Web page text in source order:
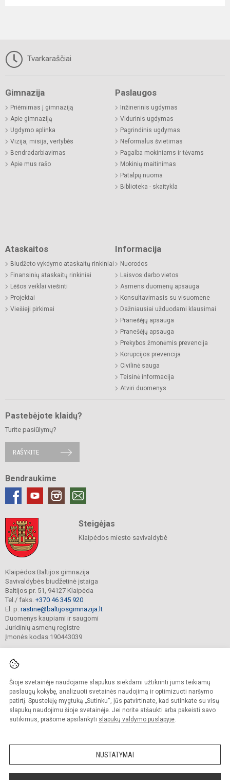
Šioje svetainėje naudojame slapukus siekdami užtikrinti jums teikiamų
paslaugų kokybę, analizuoti svetainės naudojimą ir optimizuoti naršymo
patirtį. Spustelėję mygtuką „Sutinku“, jūs patvirtinate, kad sutinkate su visų
slapukų naudojimu šioje svetainėje. Jei norite atšaukti arba pakeisti savo
sutikimus, prašome apsilankyti slapukų valdymo puslapyje.
NUSTATYMAI
Tvarkaraščiai
Gimnazija
Priėmimas į gimnaziją
Apie gimnaziją
Ugdymo aplinka
Vizija, misija, vertybės
Bendradarbiavimas
Apie mus rašo
Paslaugos
Inžinerinis ugdymas
Vidurinis ugdymas
Pagrindinis ugdymas
Neformalus švietimas
Pagalba mokiniams ir tėvams
Mokinių maitinimas
Patalpų nuoma
Biblioteka - skaitykla
Ataskaitos
Biudžeto vykdymo ataskaitų rinkiniai
Finansinių ataskaitų rinkiniai
Lėšos veiklai viešinti
Projektai
Viešieji pirkimai
Informacija
Nuorodos
Laisvos darbo vietos
Asmens duomenų apsauga
Konsultavimasis su visuomene
Dažniausiai užduodami klausimai
Pranešėjų apsauga
Pranešėjų apsauga
Prekybos žmonėmis prevencija
Korupcijos prevencija
Civilinė sauga
Teisinė informacija
Atviri duomenys
Pastebėjote klaidų?
Turite pasiūlymų?
RAŠYKITE
Bendraukime
Steigėjas
Klaipėdos miesto savivaldybė
Klaipėdos Baltijos gimnazija
Savivaldybės biudžetinė įstaiga
Baltijos pr. 51, 94127 Klaipėda
Tel./ faks. +370 46 345 920
El. p. rastine@baltijosgimnazija.lt
Duomenys kaupiami ir saugomi
Juridinių asmenų registre
Įmonės kodas 190443039
© 2021. Klaipėdos Baltijos gimnazija. Visos teisės saugomos.
Kopijuoti turinį be raštiško gimnazijos sutikimo griežtai draudžiama.
Prieinamumo paraiška Slapukų valdymas
Sumanus būdas atnaujinti